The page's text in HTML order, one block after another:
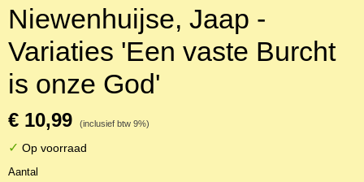
Niewenhuijse, Jaap -
Variaties 'Een vaste Burcht
is onze God'
€ 10,99 (inclusief btw 9%)
✓ Op voorraad
Aantal